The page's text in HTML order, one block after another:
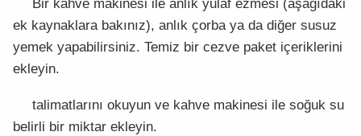
Bir kahve makinesi ile anlık yulaf ezmesi (aşağıdaki
ek kaynaklara bakınız), anlık çorba ya da diğer susuz
yemek yapabilirsiniz. Temiz bir cezve paket içeriklerini
ekleyin.
talimatlarını okuyun ve kahve makinesi ile soğuk su
belirli bir miktar ekleyin.